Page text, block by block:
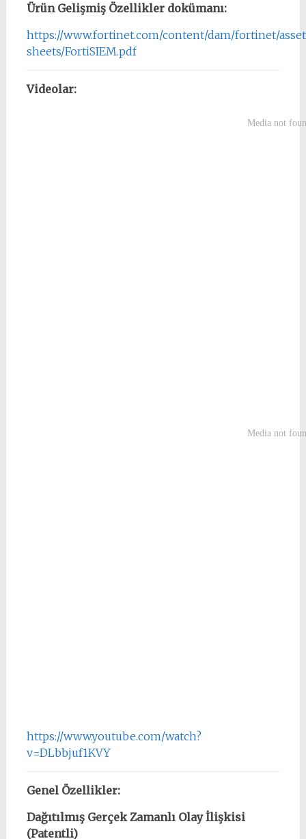
Ürün Gelişmiş Özellikler dokümanı:
https://www.fortinet.com/content/dam/fortinet/
sheets/FortiSIEM.pdf
Videolar:
https://www.youtube.com/watch?
v=DLbbjuf1KVY
Genel Özellikler:
Dağıtılmış Gerçek Zamanlı Olay İlişkisi
(Patentli)